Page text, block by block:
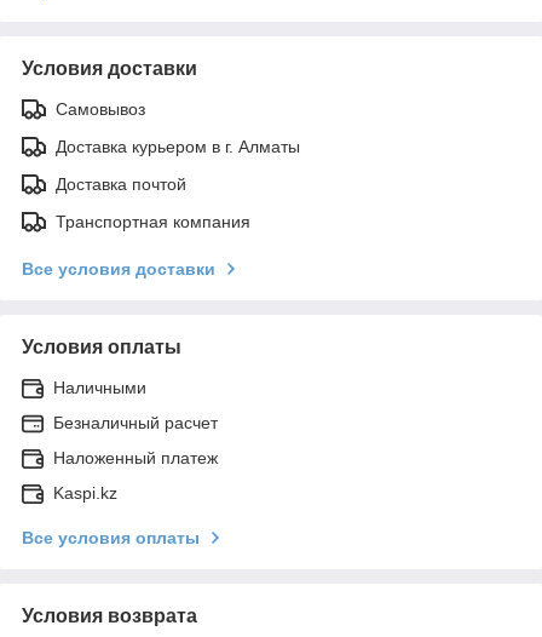
Условия доставки
Самовывоз
Доставка курьером в г. Алматы
Доставка почтой
Транспортная компания
Все условия доставки
Условия оплаты
Наличными
Безналичный расчет
Наложенный платеж
Kaspi.kz
Все условия оплаты
Условия возврата